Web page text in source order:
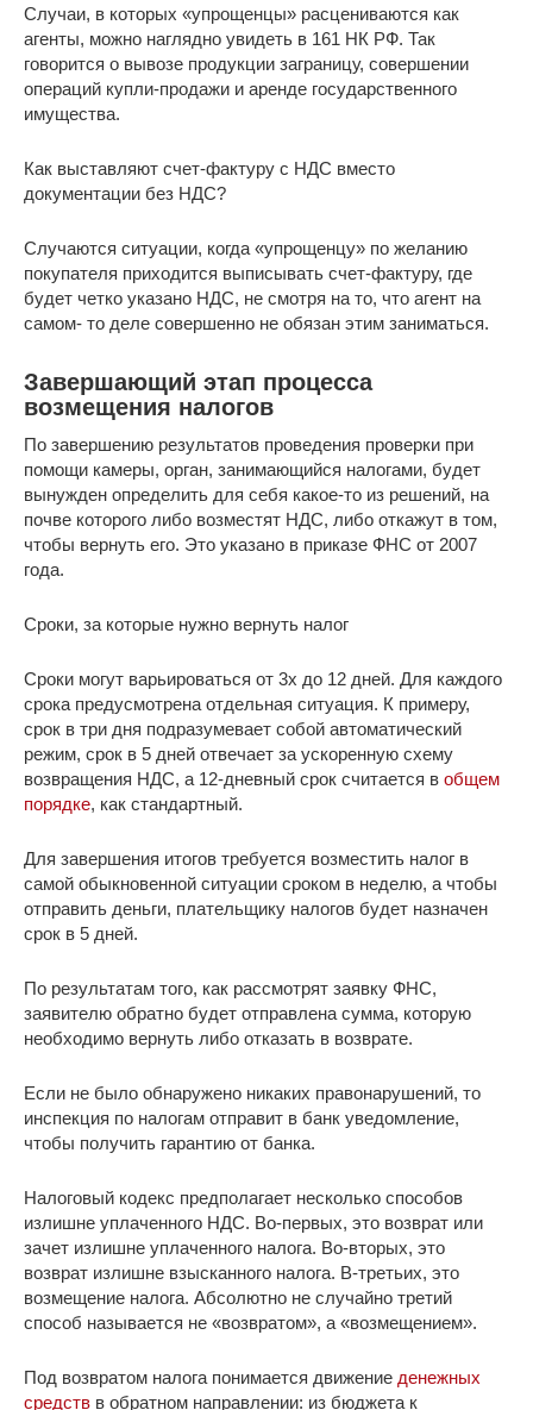
Случаи, в которых «упрощенцы» расцениваются как
агенты, можно наглядно увидеть в 161 НК РФ. Так
говорится о вывозе продукции заграницу, совершении
операций купли-продажи и аренде государственного
имущества.
Как выставляют счет-фактуру с НДС вместо
документации без НДС?
Случаются ситуации, когда «упрощенцу» по желанию
покупателя приходится выписывать счет-фактуру, где
будет четко указано НДС, не смотря на то, что агент на
самом- то деле совершенно не обязан этим заниматься.
Завершающий этап процесса
возмещения налогов
По завершению результатов проведения проверки при
помощи камеры, орган, занимающийся налогами, будет
вынужден определить для себя какое-то из решений, на
почве которого либо возместят НДС, либо откажут в том,
чтобы вернуть его. Это указано в приказе ФНС от 2007
года.
Сроки, за которые нужно вернуть налог
Сроки могут варьироваться от 3х до 12 дней. Для каждого
срока предусмотрена отдельная ситуация. К примеру,
срок в три дня подразумевает собой автоматический
режим, срок в 5 дней отвечает за ускоренную схему
возвращения НДС, а 12-дневный срок считается в общем
порядке, как стандартный.
Для завершения итогов требуется возместить налог в
самой обыкновенной ситуации сроком в неделю, а чтобы
отправить деньги, плательщику налогов будет назначен
срок в 5 дней.
По результатам того, как рассмотрят заявку ФНС,
заявителю обратно будет отправлена сумма, которую
необходимо вернуть либо отказать в возврате.
Если не было обнаружено никаких правонарушений, то
инспекция по налогам отправит в банк уведомление,
чтобы получить гарантию от банка.
Налоговый кодекс предполагает несколько способов
излишне уплаченного НДС. Во-первых, это возврат или
зачет излишне уплаченного налога. Во-вторых, это
возврат излишне взысканного налога. В-третьих, это
возмещение налога. Абсолютно не случайно третий
способ называется не «возвратом», а «возмещением».
Под возвратом налога понимается движение денежных
средств в обратном направлении: из бюджета к